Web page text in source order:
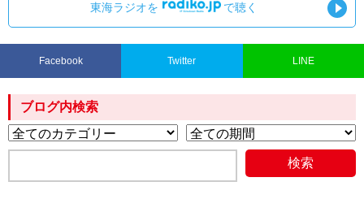
東海ラジオを で聴く
Facebook Twitter LINE
ブログ内検索